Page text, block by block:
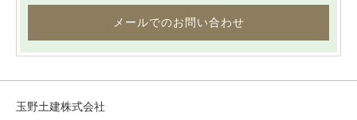
メールでのお問い合わせ
玉野土建株式会社